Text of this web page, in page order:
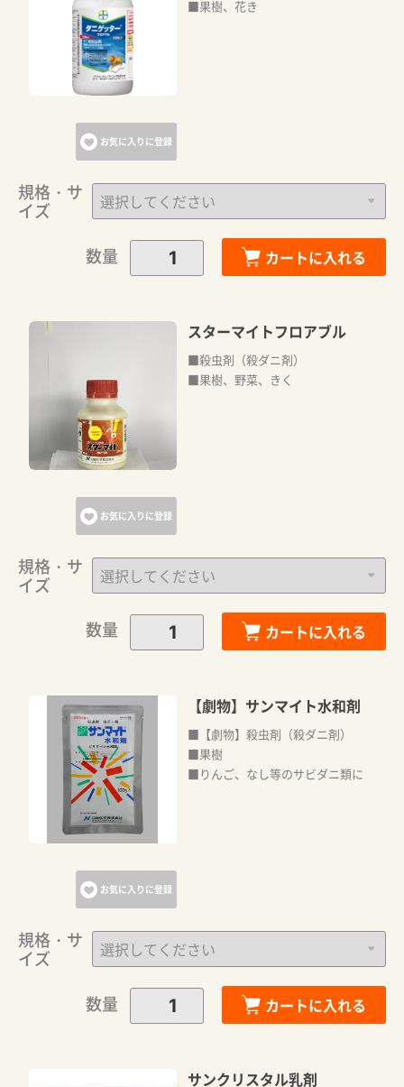
お気に入りに登録
■果樹、花き
規格・サ
イズ
数量
カートに入れる
お気に入りに登録
スターマイトフロアブル
■殺虫剤（殺ダニ剤）
■果樹、野菜、きく
規格・サ
イズ
数量
カートに入れる
お気に入りに登録
【劇物】サンマイト水和剤
■【劇物】殺虫剤（殺ダニ剤）
■果樹
■りんご、なし等のサビダニ類に
規格・サ
イズ
数量
カートに入れる
サンクリスタル乳剤